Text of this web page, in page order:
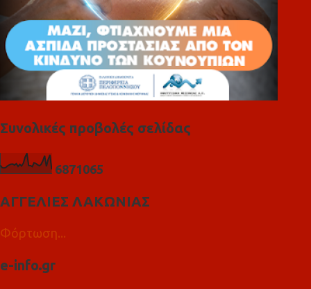
Συνολικές προβολές σελίδας
6871065
ΑΓΓΕΛΙΕΣ ΛΑΚΩΝΙΑΣ
Φόρτωση...
e-info.gr